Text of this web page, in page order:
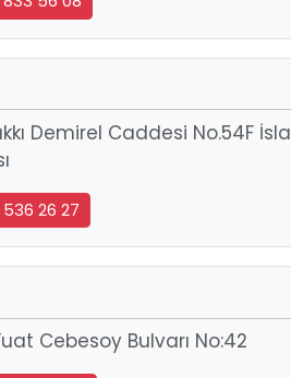
Demirel Caddesi No.54F
26 27
Cebesoy Bulvarı No:42